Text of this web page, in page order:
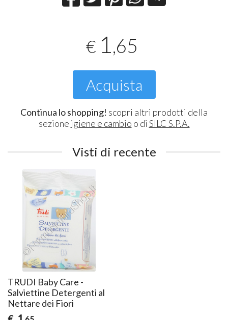
€ 1 ,65
Acquista
Continua lo shopping! scopri altri prodotti della
sezione igiene e cambio o di SILC S.P.A.
Visti di recente
TRUDI Baby Care -
Salviettine Detergenti al
Nettare dei Fiori